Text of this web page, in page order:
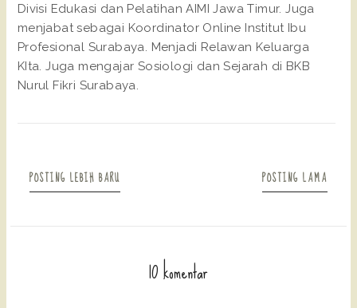
Divisi Edukasi dan Pelatihan AIMI Jawa Timur. Juga
menjabat sebagai Koordinator Online Institut Ibu
Profesional Surabaya. Menjadi Relawan Keluarga
KIta. Juga mengajar Sosiologi dan Sejarah di BKB
Nurul Fikri Surabaya.
POSTING LEBIH BARU POSTING LAMA
10 komentar